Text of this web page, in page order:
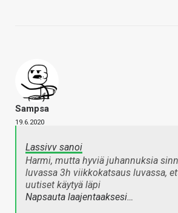
Sampsa
19.6.2020
Lassivv sanoi
Harmi, mutta hyviä juhannuksia
luvassa 3h viikkokatsaus luvassa,
uutiset käytyä läpi
Napsauta laajentaaksesi…